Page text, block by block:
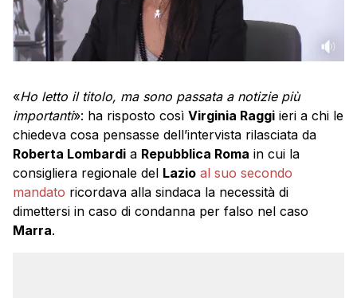
«Ho letto il titolo, ma sono passata a notizie più
importanti»: ha risposto così Virginia Raggi ieri a chi le
chiedeva cosa pensasse dell’intervista rilasciata da
Roberta Lombardi a Repubblica Roma in cui la
consigliera regionale del Lazio al suo secondo
mandato ricordava alla sindaca la necessità di
dimettersi in caso di condanna per falso nel caso
Marra.